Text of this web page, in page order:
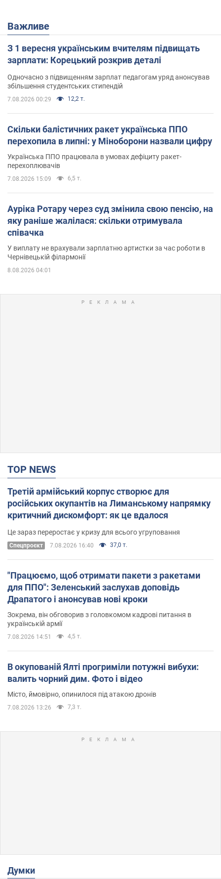
Важливе
З 1 вересня українським вчителям підвищать
зарплати: Корецький розкрив деталі
Одночасно з підвищенням зарплат педагогам уряд анонсував
збільшення студентських стипендій
7.08.2026 00:29 12,2 т.
Скільки балістичних ракет українська ППО
перехопила в липні: у Міноборони назвали цифру
Українська ППО працювала в умовах дефіциту ракет-
перехоплювачів
7.08.2026 15:09 6,5 т.
Ауріка Ротару через суд змінила свою пенсію, на
яку раніше жалілася: скільки отримувала
співачка
У виплату не врахували зарплатню артистки за час роботи в
Чернівецькій філармонії
8.08.2026 04:01
TOP NEWS
Третій армійський корпус створює для
російських окупантів на Лиманському напрямку
критичний дискомфорт: як це вдалося
Це зараз переростає у кризу для всього угруповання
Cпецпроєкт 7.08.2026 16:40 37,0 т.
"Працюємо, щоб отримати пакети з ракетами
для ППО": Зеленський заслухав доповідь
Драпатого і анонсував нові кроки
Зокрема, він обговорив з головкомом кадрові питання в
українській армії
7.08.2026 14:51 4,5 т.
В окупованій Ялті прогриміли потужні вибухи:
валить чорний дим. Фото і відео
Місто, ймовірно, опинилося під атакою дронів
7.08.2026 13:26 7,3 т.
Думки